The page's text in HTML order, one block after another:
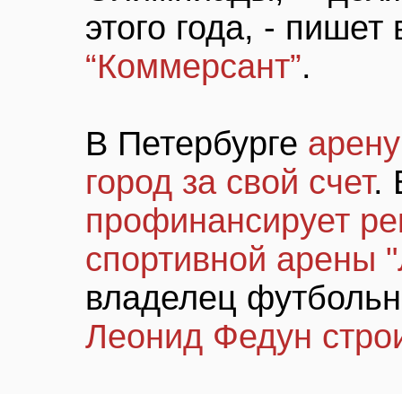
этого года, -
“Коммерсант”.
В Петербурге
город за свой счет.
профинансирует
спортивной арены
владелец
Леонид Федун